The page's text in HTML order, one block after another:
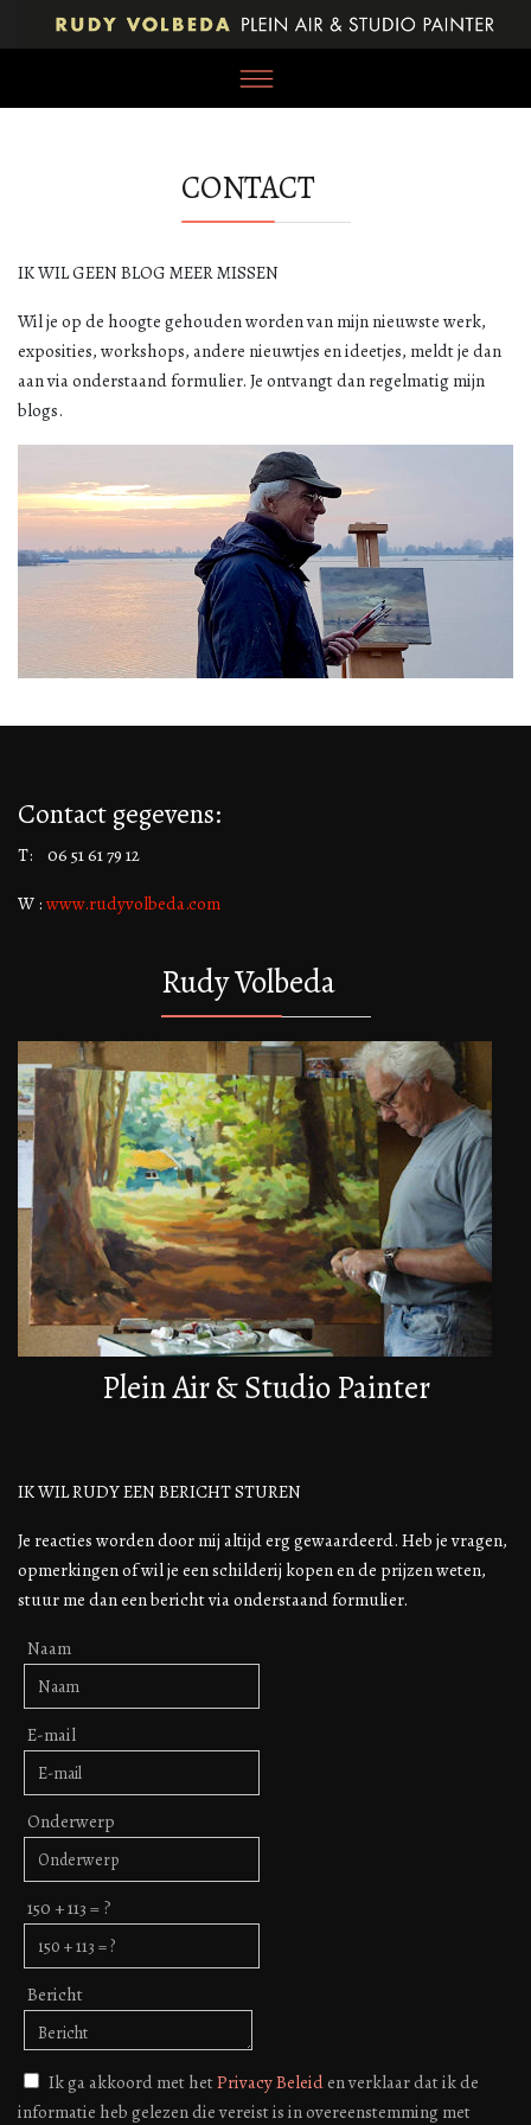
CONTACT
IK WIL GEEN BLOG MEER MISSEN
Wil je op de hoogte gehouden worden van mijn nieuwste werk,
exposities, workshops, andere nieuwtjes en ideetjes, meldt je dan
aan via onderstaand formulier. Je ontvangt dan regelmatig mijn
blogs.
Contact gegevens:
T: 06 51 61 79 12
W : www.rudyvolbeda.com
Rudy Volbeda
Plein Air & Studio Painter
IK WIL RUDY EEN BERICHT STUREN
Je reacties worden door mij altijd erg gewaardeerd. Heb je vragen,
opmerkingen of wil je een schilderij kopen en de prijzen weten,
stuur me dan een bericht via onderstaand formulier.
Naam
E-mail
Onderwerp
150 + 113 = ?
Bericht
Ik ga akkoord met hetPrivacy Beleid en verklaar dat ik de
informatie heb gelezen die vereist is in overeenstemming met